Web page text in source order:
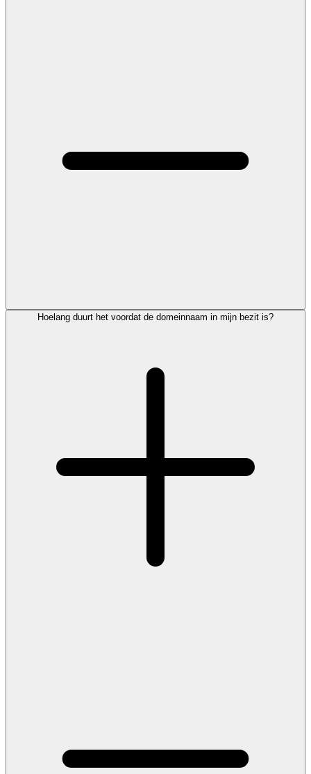
Hoelang duurt het voordat de domeinnaam in mijn bezit is?